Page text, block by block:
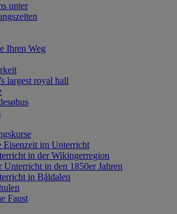
unter
Ihren Weg
largest royal hall
Eisenzeit im Unterricht
in der Wikingerregion
Unterricht in den 1850er Jahren
in Båldalen
Faust